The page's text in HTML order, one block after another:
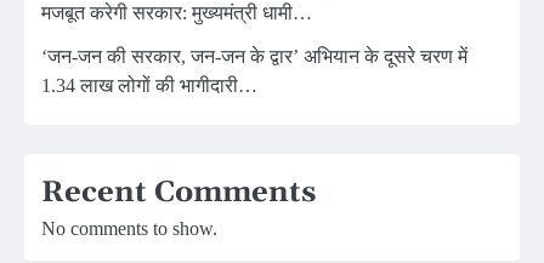
मजबूत करेगी सरकार: मुख्यमंत्री धामी…
‘जन-जन की सरकार, जन-जन के द्वार’ अभियान के दूसरे चरण में
1.34 लाख लोगों की भागीदारी…
Recent Comments
No comments to show.